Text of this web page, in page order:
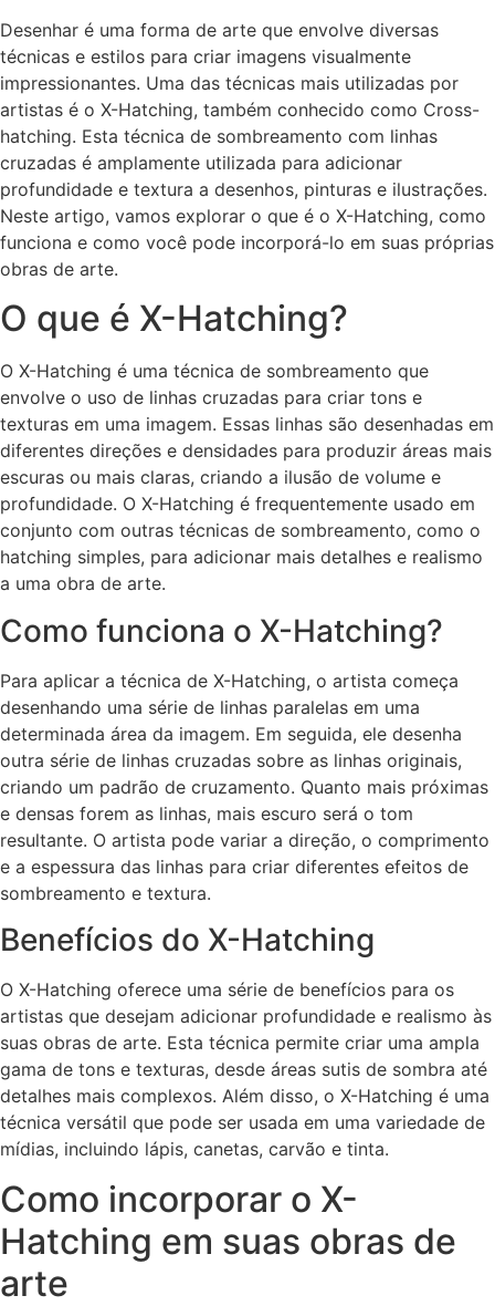
Desenhar é uma forma de arte que envolve diversas
técnicas e estilos para criar imagens visualmente
impressionantes. Uma das técnicas mais utilizadas por
artistas é o X-Hatching, também conhecido como Cross-
hatching. Esta técnica de sombreamento com linhas
cruzadas é amplamente utilizada para adicionar
profundidade e textura a desenhos, pinturas e ilustrações.
Neste artigo, vamos explorar o que é o X-Hatching, como
funciona e como você pode incorporá-lo em suas próprias
obras de arte.
O que é X-Hatching?
O X-Hatching é uma técnica de sombreamento que
envolve o uso de linhas cruzadas para criar tons e
texturas em uma imagem. Essas linhas são desenhadas em
diferentes direções e densidades para produzir áreas mais
escuras ou mais claras, criando a ilusão de volume e
profundidade. O X-Hatching é frequentemente usado em
conjunto com outras técnicas de sombreamento, como o
hatching simples, para adicionar mais detalhes e realismo
a uma obra de arte.
Como funciona o X-Hatching?
Para aplicar a técnica de X-Hatching, o artista começa
desenhando uma série de linhas paralelas em uma
determinada área da imagem. Em seguida, ele desenha
outra série de linhas cruzadas sobre as linhas originais,
criando um padrão de cruzamento. Quanto mais próximas
e densas forem as linhas, mais escuro será o tom
resultante. O artista pode variar a direção, o comprimento
e a espessura das linhas para criar diferentes efeitos de
sombreamento e textura.
Benefícios do X-Hatching
O X-Hatching oferece uma série de benefícios para os
artistas que desejam adicionar profundidade e realismo às
suas obras de arte. Esta técnica permite criar uma ampla
gama de tons e texturas, desde áreas sutis de sombra até
detalhes mais complexos. Além disso, o X-Hatching é uma
técnica versátil que pode ser usada em uma variedade de
mídias, incluindo lápis, canetas, carvão e tinta.
Como incorporar o X-
Hatching em suas obras de
arte